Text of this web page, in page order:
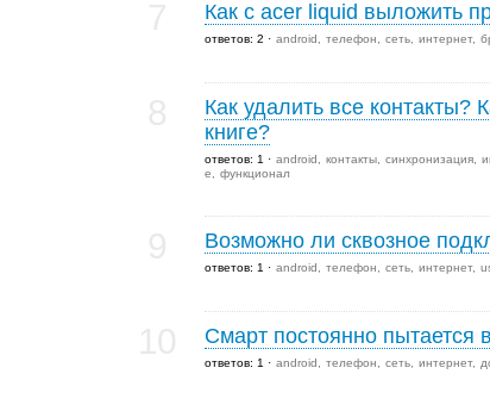
Как с acer liquid выложить
ответов: 2 android телефон сеть интернет
Как удалить все контакты?
книге?
ответов: 1 android контакты синхронизация
e
функционал
Возможно ли сквозное
ответов: 1 android телефон сеть интернет
Смарт постоянно пытается
ответов: 1 android телефон сеть интернет